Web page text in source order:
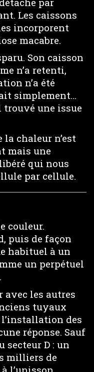
Les caissons
incorporent
macabre.
Son caisson
n’a retenti,
n’a été
simplement…
trouvé une issue
la chaleur n’est
mais une
qui nous
par cellule.
couleur.
puis de façon
habituel à un
un perpétuel
avec les autres
tuyaux
l’installation des
réponse. Sauf
D : un
milliers de
l’unisson.